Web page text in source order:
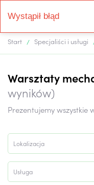
Wystąpił błąd
Start Specjaliści i usługi
Warsztaty
wyników)
Prezentujemy wszystkie
Lokalizacja
Usługa